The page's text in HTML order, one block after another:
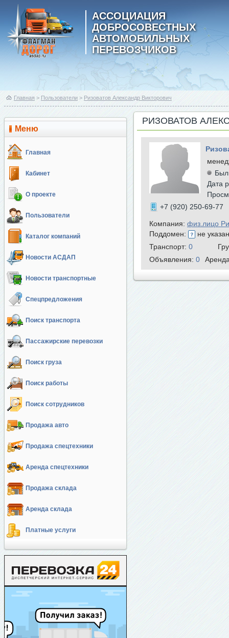
АССОЦИАЦИЯ
ДОБРОСОВЕСТНЫХ
АВТОМОБИЛЬНЫХ
ПЕРЕВОЗЧИКОВ
Главная > Пользователи > Ризоватов Александр Викторович
Меню
Главная
Кабинет
О проекте
Пользователи
Каталог компаний
Новости АСДАП
Новости транспортные
Спецпредложения
Поиск транспорта
Пассажирские перевозки
Поиск груза
Поиск работы
Поиск сотрудников
Продажа авто
Продажа спецтехники
Аренда спецтехники
Продажа склада
Аренда склада
Платные услуги
РИЗОВАТОВ
Был
Дата
+7 (920) 250-69-77
Компания: физ.лицо
Поддомен:
не
Транспорт: 0
Объявления: 0